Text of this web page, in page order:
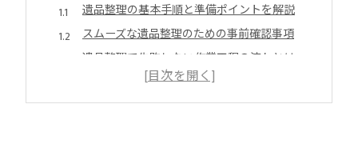
遺品整理の基本手順と準備ポイントを解説
スムーズな遺品整理のための事前確認事項
遺品整理で失敗しない作業工程の流れとは
円滑な遺品整理を実現する仕分け方法
遺品整理の現場で役立つ実践的コツと注意点